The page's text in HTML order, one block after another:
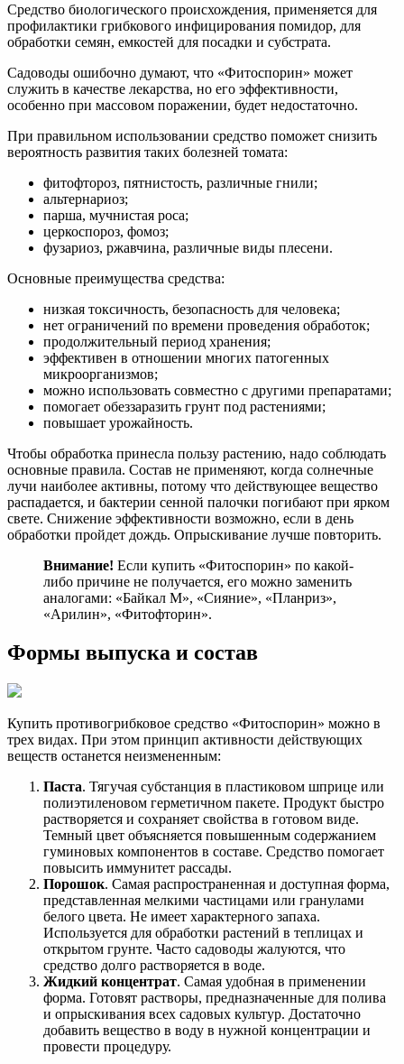
Средство биологического происхождения, применяется для
профилактики грибкового инфицирования помидор, для
обработки семян, емкостей для посадки и субстрата.
Садоводы ошибочно думают, что «Фитоспорин» может
служить в качестве лекарства, но его эффективности,
особенно при массовом поражении, будет недостаточно.
При правильном использовании средство поможет снизить
вероятность развития таких болезней томата:
фитофтороз, пятнистость, различные гнили;
альтернариоз;
парша, мучнистая роса;
церкоспороз, фомоз;
фузариоз, ржавчина, различные виды плесени.
Основные преимущества средства:
низкая токсичность, безопасность для человека;
нет ограничений по времени проведения обработок;
продолжительный период хранения;
эффективен в отношении многих патогенных
микроорганизмов;
можно использовать совместно с другими препаратами;
помогает обеззаразить грунт под растениями;
повышает урожайность.
Чтобы обработка принесла пользу растению, надо соблюдать
основные правила. Состав не применяют, когда солнечные
лучи наиболее активны, потому что действующее вещество
распадается, и бактерии сенной палочки погибают при ярком
свете. Снижение эффективности возможно, если в день
обработки пройдет дождь. Опрыскивание лучше повторить.
Внимание! Если купить «Фитоспорин» по какой-
либо причине не получается, его можно заменить
аналогами: «Байкал М», «Сияние», «Планриз»,
«Арилин», «Фитофторин».
Формы выпуска и состав
Купить противогрибковое средство «Фитоспорин» можно в
трех видах. При этом принцип активности действующих
веществ останется неизмененным:
Паста. Тягучая субстанция в пластиковом шприце или
полиэтиленовом герметичном пакете. Продукт быстро
растворяется и сохраняет свойства в готовом виде.
Темный цвет объясняется повышенным содержанием
гуминовых компонентов в составе. Средство помогает
повысить иммунитет рассады.
Порошок. Самая распространенная и доступная форма,
представленная мелкими частицами или гранулами
белого цвета. Не имеет характерного запаха.
Используется для обработки растений в теплицах и
открытом грунте. Часто садоводы жалуются, что
средство долго растворяется в воде.
Жидкий концентрат. Самая удобная в применении
форма. Готовят растворы, предназначенные для полива
и опрыскивания всех садовых культур. Достаточно
добавить вещество в воду в нужной концентрации и
провести процедуру.